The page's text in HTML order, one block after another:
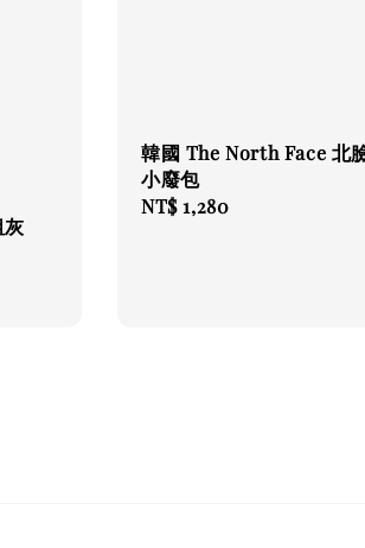
灰
韓國 The North Face 北
小廢包
Regular
NT$ 1,280